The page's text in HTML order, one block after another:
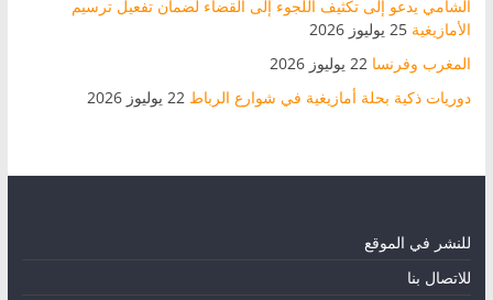
الشامي يدعو إلى تكثيف اللجوء إلى القضاء لضمان تفعيل ترسيم
الأمازيغية 25 يوليوز 2026
المغرب وفرنسا 22 يوليوز 2026
دوريات ذكية بحلة أمازيغية في شوارع الرباط 22 يوليوز 2026
للنشر في الموقع
للاتصال بنا